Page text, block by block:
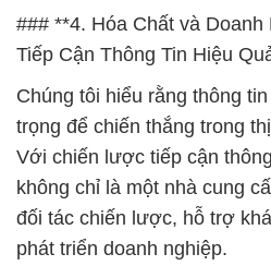
### **4. Hóa Chất và
Tiếp Cận Thông Tin Hiệu
Chúng tôi hiểu rằng thông
trọng để chiến thắng trong
Với chiến lược tiếp cận
không chỉ là một nhà cung
đối tác chiến lược, hỗ trợ
phát triển doanh nghiệp.